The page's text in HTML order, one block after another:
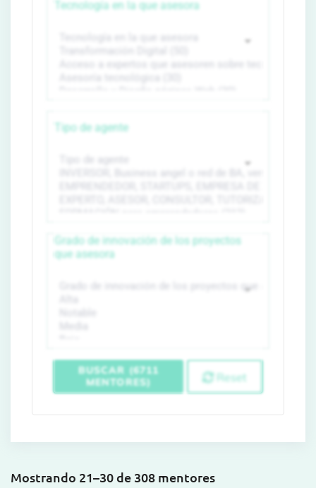
Tecnología en la que asesora
Tipo de agente
Grado de innovación de los proyectos
que asesora
BUSCAR (6711
MENTORES)
Reset
Mostrando 21–30 de 308 mentores